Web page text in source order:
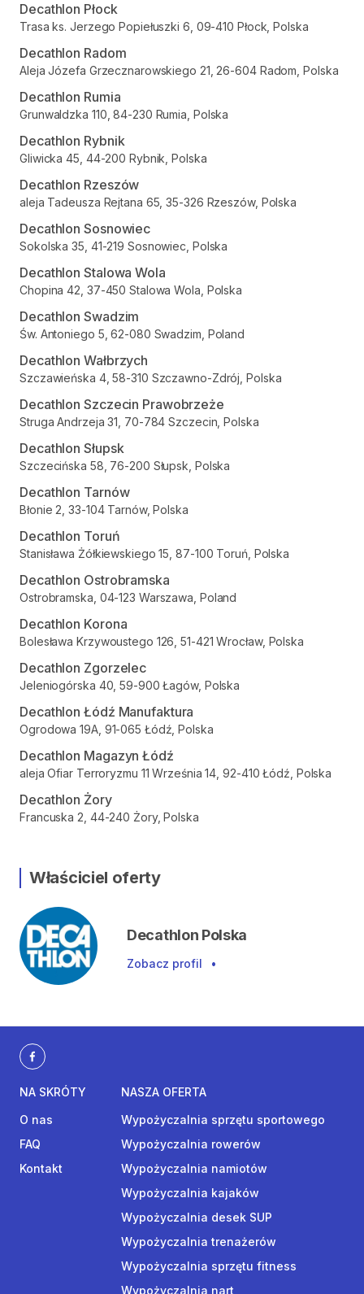
Decathlon Płock
Trasa ks. Jerzego Popiełuszki 6, 09-410 Płock, Polska
Decathlon Radom
Aleja Józefa Grzecznarowskiego 21, 26-604 Radom, Polska
Decathlon Rumia
Grunwaldzka 110, 84-230 Rumia, Polska
Decathlon Rybnik
Gliwicka 45, 44-200 Rybnik, Polska
Decathlon Rzeszów
aleja Tadeusza Rejtana 65, 35-326 Rzeszów, Polska
Decathlon Sosnowiec
Sokolska 35, 41-219 Sosnowiec, Polska
Decathlon Stalowa Wola
Chopina 42, 37-450 Stalowa Wola, Polska
Decathlon Swadzim
Św. Antoniego 5, 62-080 Swadzim, Poland
Decathlon Wałbrzych
Szczawieńska 4, 58-310 Szczawno-Zdrój, Polska
Decathlon Szczecin Prawobrzeże
Struga Andrzeja 31, 70-784 Szczecin, Polska
Decathlon Słupsk
Szczecińska 58, 76-200 Słupsk, Polska
Decathlon Tarnów
Błonie 2, 33-104 Tarnów, Polska
Decathlon Toruń
Stanisława Żółkiewskiego 15, 87-100 Toruń, Polska
Decathlon Ostrobramska
Ostrobramska, 04-123 Warszawa, Poland
Decathlon Korona
Bolesława Krzywoustego 126, 51-421 Wrocław, Polska
Decathlon Zgorzelec
Jeleniogórska 40, 59-900 Łagów, Polska
Decathlon Łódź Manufaktura
Ogrodowa 19A, 91-065 Łódź, Polska
Decathlon Magazyn Łódź
aleja Ofiar Terroryzmu 11 Września 14, 92-410 Łódź, Polska
Decathlon Żory
Francuska 2, 44-240 Żory, Polska
Właściciel oferty
Decathlon Polska
Zobacz profil •
NA SKRÓTY
O nas
FAQ
Kontakt
NASZA OFERTA
Wypożyczalnia sprzętu sportowego
Wypożyczalnia rowerów
Wypożyczalnia namiotów
Wypożyczalnia kajaków
Wypożyczalnia desek SUP
Wypożyczalnia trenażerów
Wypożyczalnia sprzętu fitness
Wypożyczalnia nart